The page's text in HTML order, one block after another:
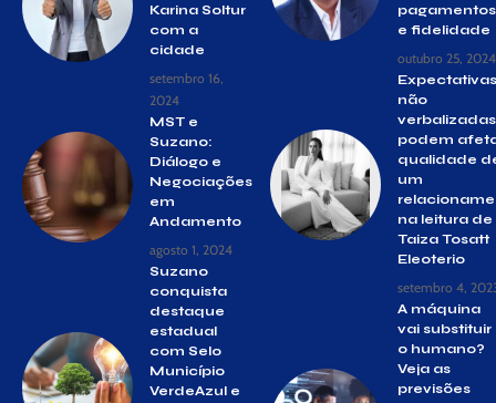
Karina Soltur
com a
cidade
setembro 16,
2024
MST e
Suzano:
Diálogo e
Negociações
em
Andamento
agosto 1, 2024
Suzano
conquista
destaque
estadual
com Selo
Município
VerdeAzul e
pagamentos
e fidelidade
outubro 25, 2024
Expectativas
não
verbalizadas
podem
qualidade
um
na leitura de
Taiza Tosatt
Eleoterio
setembro 4,
A máquina
vai substituir
o humano?
Veja as
previsões